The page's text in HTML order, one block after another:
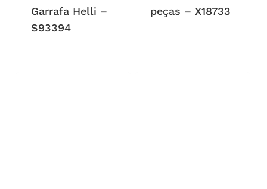
Garrafa Helli –
S93394
peças – X18733